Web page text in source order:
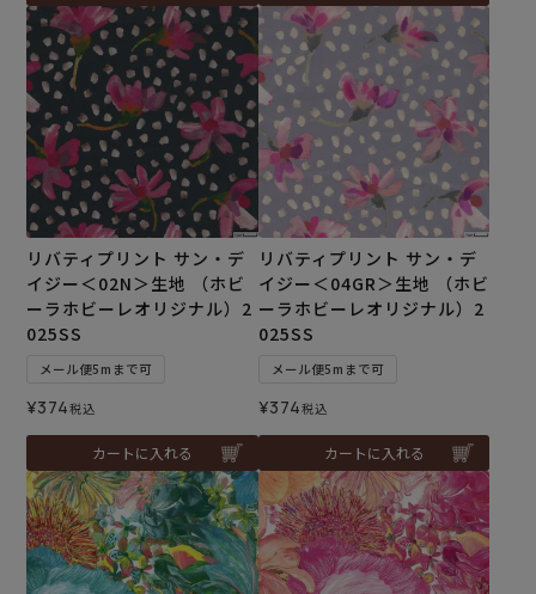
リバティプリント サン・デ
イジー＜02N＞生地 （ホビ
ーラホビーレオリジナル）2
025SS
メール便5mまで可
¥374税込
カートに入れる
リバティプリント サン・デ
イジー＜04GR＞生地 （ホビ
ーラホビーレオリジナル）2
025SS
メール便5mまで可
¥374税込
カートに入れる